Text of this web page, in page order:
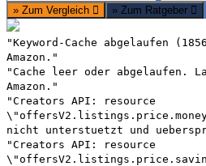
» Zum Vergleich
» Zum Ratgeber
"Keyword-Cache abgelaufen
Amazon."
"Cache leer oder abgelaufen.
Amazon."
"Creators API: resource
nicht unterstuetzt und
"Creators API: resource